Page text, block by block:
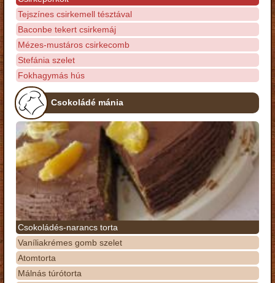
Tejszínes csirkemell tésztával
Baconbe tekert csirkemáj
Mézes-mustáros csirkecomb
Stefánia szelet
Fokhagymás hús
Csokoládé mánia
Csokoládés-narancs torta
Vaníliakrémes gomb szelet
Atomtorta
Málnás túrótorta